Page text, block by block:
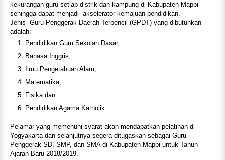
kekurangan guru setiap distrik dan kampung di Kabupaten Mappi
sehingga dapat menjadi akselerator kemajuan pendidikan.
Jenis Guru Penggerak Daerah Terpencil (GPDT) yang dibutuhkan
adalah:
Pendidikan Guru Sekolah Dasar,
Bahasa Inggris,
Ilmu Pengetahuan Alam,
Matematika,
Fisika dan
Pendidikan Agama Katholik.
Pelamar yang memenuhi syarat akan mendapatkan pelatihan di
Yogyakarta dan selanjutnya segera ditugaskan sebagai Guru
Penggerak SD, SMP, dan SMA di Kabupaten Mappi untuk Tahun
Ajaran Baru 2018/2019.